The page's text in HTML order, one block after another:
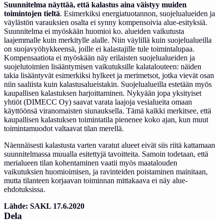
Suunnitelma näyttää, että kalastus aina väistyy muiden
toimintojen tieltä. Esimerkiksi energiatuotannon, suojelualueiden ja
väylästön varauksien osalta ei synny kompensoivia alue-esityksiä.
Suunnitelma ei myöskään huomioi ko. alueiden vaikutusta
laajemmalle kuin merkitylle alalle. Niin väylillä kuin suojelualueilla
on suojavyöhykkeensä, joille ei kalastajille tule toimintalupaa.
Kompensaatiota ei myöskään näy erilaisten suojelualueiden ja
suojelutoimien lisääntymisen vaikutuksille kalatalouteen: näiden
takia lisääntyvät esimerkiksi hylkeet ja merimetsot, jotka vievät osan
niin saaliista kuin kalastusalueistakin. Suojelualueilla estetään myös
kaupallisen kalastuksen harjoittaminen. Nykyään jopa yksityiset
yhtiöt (DIMECC Oy) saavat varata laajoja vesialueita omaan
käyttöönsä viranomaisten siunauksella. Tämä kaikki merkitsee, että
kaupallisen kalastuksen toimintatila pienenee koko ajan, kun muut
toimintamuodot valtaavat tilan merellä.
Näennäisesti kalastusta varten varatut alueet eivät siis riitä kattamaan
suunnitelmassa muualla esitettyjä tavoitteita. Samoin todetaan, että
merialueen tilan kohentaminen vaatii myös maatalouden
vaikutuksien huomioimisen, ja ravinteiden poistaminen mainitaan,
mutta tilanteen korjaavan toiminnan mittakaava ei näy alue-
ehdotuksissa.
Lähde: SAKL 17.6.2020
Dela